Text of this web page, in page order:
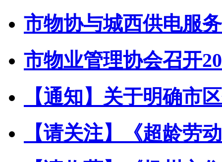
市物协与城西供电服
市物业管理协会召开
【通知】关于明确市
【请关注】《超龄劳